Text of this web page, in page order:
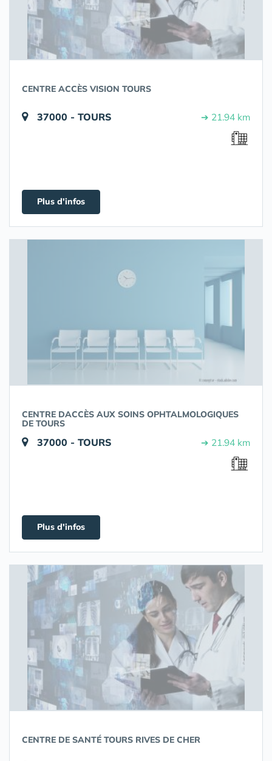
CENTRE ACCÈS VISION TOURS
37000 - TOURS ➔ 21.94 km
Plus d'infos
CENTRE DACCÈS AUX SOINS OPHTALMOLOGIQUES
DE TOURS
37000 - TOURS ➔ 21.94 km
Plus d'infos
CENTRE DE SANTÉ TOURS RIVES DE CHER